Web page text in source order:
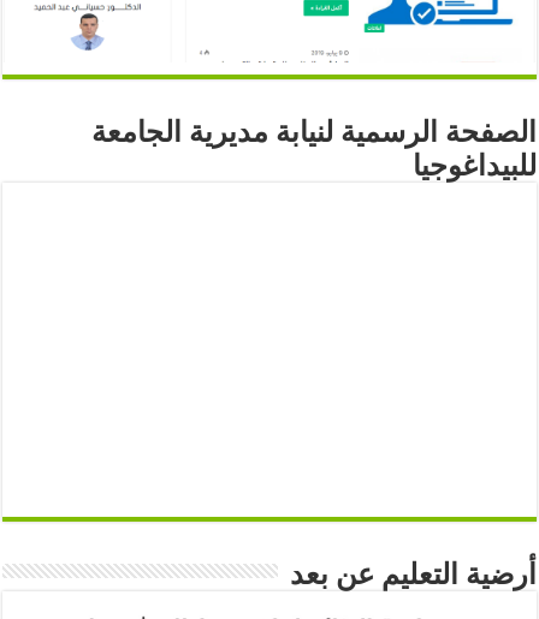
الصفحة الرسمية لنيابة مديرية الجامعة
للبيداغوجيا
أرضية التعليم عن بعد